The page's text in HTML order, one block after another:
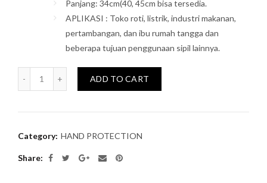
Panjang: 34cm(40, 45cm bisa tersedia.
APLIKASI : Toko roti, listrik, industri makanan,
pertambangan, dan ibu rumah tangga dan
beberapa tujuan penggunaan sipil lainnya.
Quantity
ADD TO CART
Category: HAND PROTECTION
Share